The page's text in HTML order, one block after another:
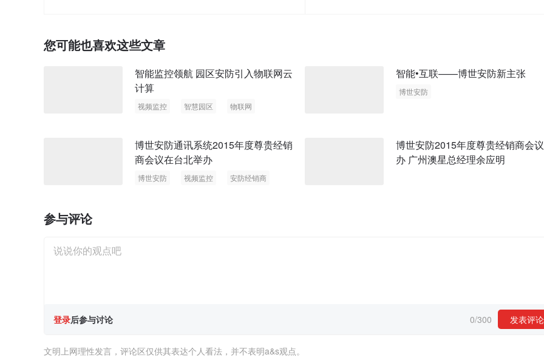
您可能也喜欢这些文章
智能监控领航 园区安防引入物联网云
计算
视频监控 智慧园区
物联网
智能•互联——博世安防新主张
博世安防
博世安防通讯系统2015年度尊贵经销
商会议在台北举办
博世安防 视频监控 安防经销商
博世安防2015年度尊贵经销商会
办 广州澳星总经理余应明
参与评论
登录后参与讨论 0/300 发表评论
文明上网理性发言，评论区仅供其表达个人看法，并不表明a&s观点。